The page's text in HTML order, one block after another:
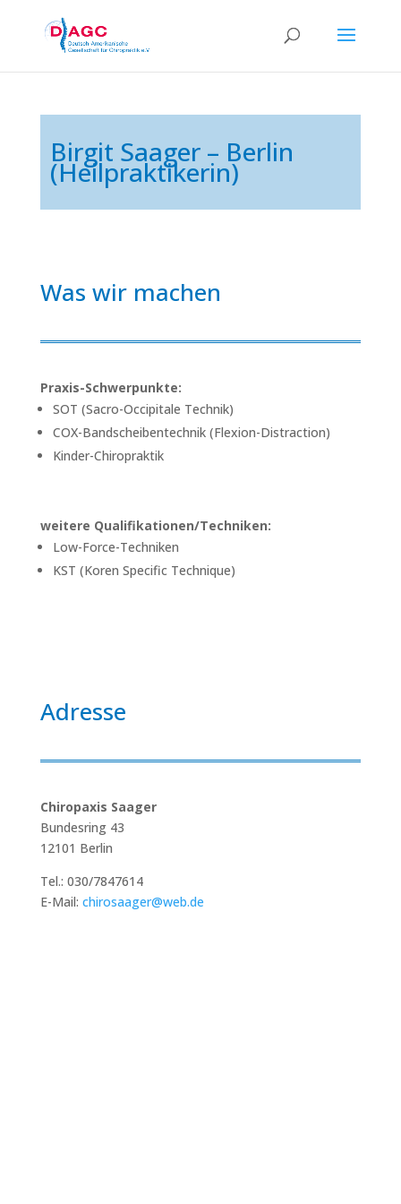
Birgit Saager – Berlin
(Heilpraktikerin)
Was wir machen
Praxis-Schwerpunkte:
SOT (Sacro-Occipitale Technik)
COX-Bandscheibentechnik (Flexion-Distraction)
Kinder-Chiropraktik
weitere Qualifikationen/Techniken:
Low-Force-Techniken
KST (Koren Specific Technique)
Adresse
Chiropaxis Saager
Bundesring 43
12101 Berlin
Tel.: 030/7847614
E-Mail: chirosaager@web.de